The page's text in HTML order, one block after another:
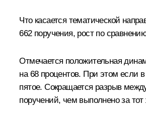
Что касается тематической
662 поручения, рост по
Отмечается положительная
на 68 процентов. При этом если
пятое. Сокращается разрыв
поручений, чем выполнено за